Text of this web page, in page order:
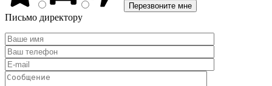
Письмо директору